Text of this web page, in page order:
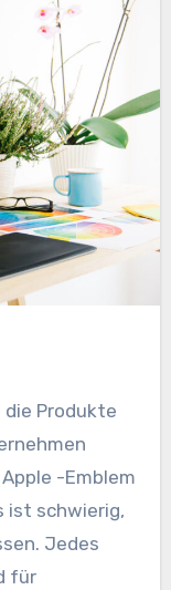
-Emblem
ist schwierig,
Jedes
für